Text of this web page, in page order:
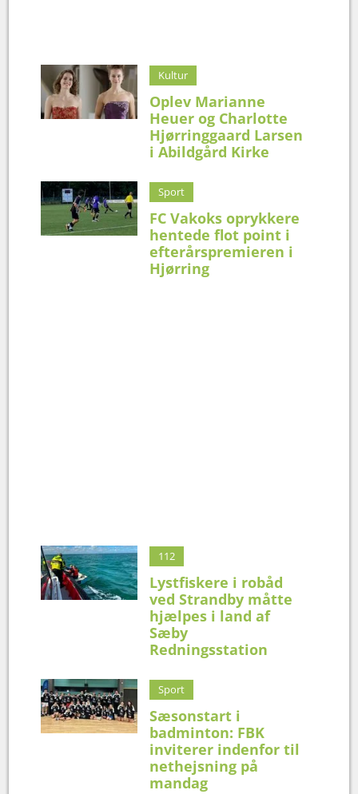
Kultur
Oplev Marianne
Heuer og Charlotte
Hjørringgaard Larsen
i Abildgård Kirke
Sport
FC Vakoks oprykkere
hentede flot point i
efterårspremieren i
Hjørring
112
Lystfiskere i robåd
ved Strandby måtte
hjælpes i land af
Sæby
Redningsstation
Sport
Sæsonstart i
badminton: FBK
inviterer indenfor til
nethejsning på
mandag